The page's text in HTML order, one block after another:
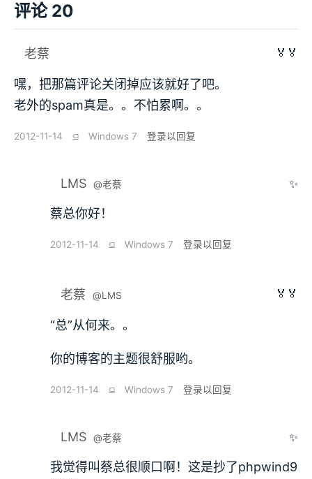
评论 20
老蔡 🏅🏅
嘿，把那篇评论关闭掉应该就好了吧。
老外的spam真是。。不怕累啊。。
2012-11-14 ⫑ Windows 7 登录以回复
LMS @老蔡 ✨
蔡总你好！
2012-11-14 ⫑ Windows 7 登录以回复
老蔡 @LMS 🏅🏅
“总”从何来。。
你的博客的主题很舒服哟。
2012-11-14 ⫑ Windows 7 登录以回复
LMS @老蔡 ✨
我觉得叫蔡总很顺口啊！这是抄了phpwind9